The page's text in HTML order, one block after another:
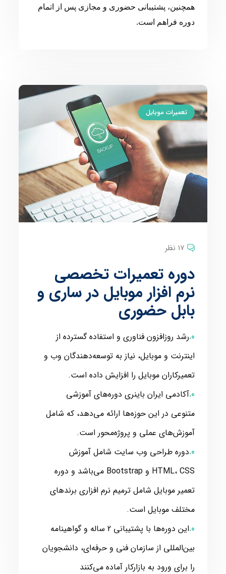
همچنین، پشتیبانی حضوری و مجازی پس از اتمام
دوره فراهم است.
تعمیرات موبایل
17 نظر
دوره تعمیرات تخصصی
نرم افزار موبایل در ساری و
بابل حضوری
رشد روزافزون فناوری و استفاده گسترده از
اینترنت و موبایل، نیاز به توسعه‌دهندگان وب و
تعمیرکاران موبایل را افزایش داده است.
آکادمی ایران باینری دوره‌های آموزشی
متنوعی در این حوزه‌ها ارائه می‌دهد، که شامل
آموزش‌های عملی و پروژه‌محور است.
دوره طراحی وب سایت شامل آموزش
HTML، CSS و Bootstrap می‌باشد و دوره
تعمیر موبایل شامل ترمیم نرم افزاری برندهای
مختلف موبایل است.
این دوره‌ها با پشتیبانی 2 ساله و گواهینامه
بین‌المللی از سازمان فنی و حرفه‌ای، دانشجویان
را برای ورود به بازارکار آماده می‌کنند